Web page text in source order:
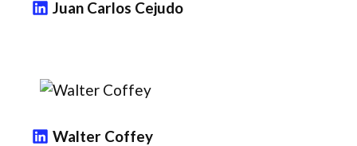
Juan Carlos Cejudo
Walter Coffey